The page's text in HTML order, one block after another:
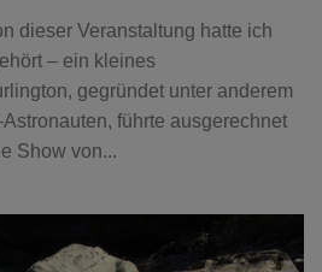
dieser Veranstaltung hatte ich
– ein kleines
gegründet unter anderem
führte ausgerechnet
Show von...